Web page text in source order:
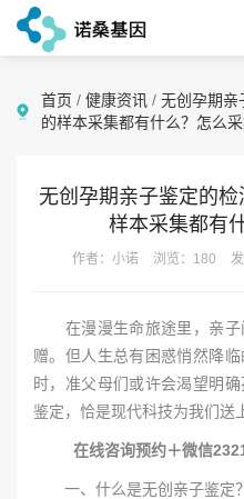
首页 / 健康资讯 / 无创孕期亲
的样本采集都有什么？怎么采
无创孕期亲子鉴定的
样本采集都有
作者：小诺 浏览：180
在漫漫生命旅途里，亲子
赠。但人生总有困惑悄然降
时，准父母们或许会渴望明
鉴定，恰是现代科技为我们送
在线咨询预约＋微信
一、什么是无创亲子鉴定？